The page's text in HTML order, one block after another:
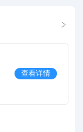
查看详情